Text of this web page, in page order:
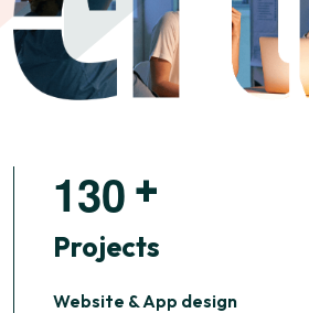
130 +
Projects
Website & App design